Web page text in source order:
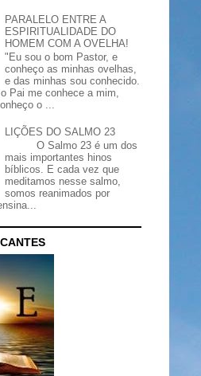
PARALELO ENTRE A
ESPIRITUALIDADE DO
HOMEM COM A OVELHA!
"Eu sou o bom Pastor, e
conheço as minhas ovelhas,
e das minhas sou conhecido.
Pai me conhece a mim,
o ...
LIÇÕES DO SALMO 23
O Salmo 23 é um dos
mais importantes hinos
bíblicos. E cada vez que
meditamos nesse salmo,
somos reanimados por